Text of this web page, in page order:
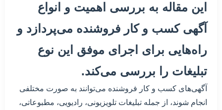
این مقاله به بررسی اهمیت و انواع
آگهی کسب و کار فروشنده می‌پردازد و
راه‌هایی برای اجرای موفق این نوع
تبلیغات را بررسی می‌کند.
آگهی‌های کسب و کار فروشنده می‌توانند به صورت مختلفی
انجام شوند، از جمله تبلیغات تلویزیونی، رادیویی، مطبوعاتی،